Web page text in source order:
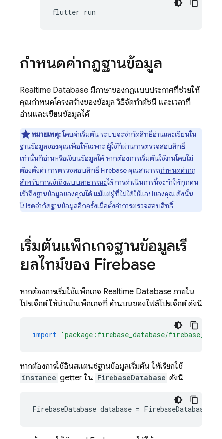
flutter
กำหนดค่ากฎฐานข้อมูล
Realtime Database มีภาษาของกฎแบบประกาศที่ช่วยให้
คุณกำหนดโครงสร้างของข้อมูล วิธีจัดทำดัชนี และเวลาที่
อ่านและเขียนข้อมูลได้
หมายเหตุ:โดยค่าเริ่มต้น ระบบจะจำกัดสิทธิ์อ่านและเขียนใน
ฐานข้อมูลของคุณเพื่อให้เฉพาะ ผู้ใช้ที่ผ่านการตรวจสอบสิทธิ์
เท่านั้นที่อ่านหรือเขียนข้อมูลได้ หากต้องการเริ่มต้นใช้งานโดยไม่
ต้องตั้งค่า การตรวจสอบสิทธิ์ Firebase คุณสามารถกำหนดค่ากฎ
สำหรับการเข้าถึงแบบสาธารณะได้ การดำเนินการนี้จะทำให้ทุกคน
เข้าถึงฐานข้อมูลของคุณได้ แม้แต่ผู้ที่ไม่ได้ใช้แอปของคุณ ดังนั้น
โปรดจำกัดฐานข้อมูลอีกครั้งเมื่อตั้งค่าการตรวจสอบสิทธิ์
เริ่มต้นแพ็กเกจฐานข้อมูลเรี
ยลไทม์ของ Firebase
หากต้องการเริ่มใช้แพ็กเกจ Realtime Database ภายใน
โปรเจ็กต์ ให้นำเข้าแพ็กเกจที่ ด้านบนของไฟล์โปรเจ็กต์ ดังนี้
import 'package:firebase_database/
หากต้องการใช้อินสแตนซ์ฐานข้อมูลเริ่มต้น ให้เรียกใช้
instance getter ใน FirebaseDatabase ดังนี้
FirebaseDatabase database = FirebaseDatabase